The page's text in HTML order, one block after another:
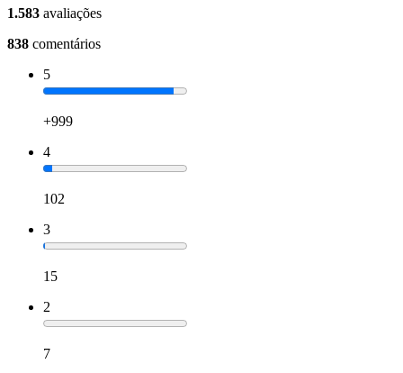
1.583 avaliações
838 comentários
5
+999
4
102
3
15
2
7